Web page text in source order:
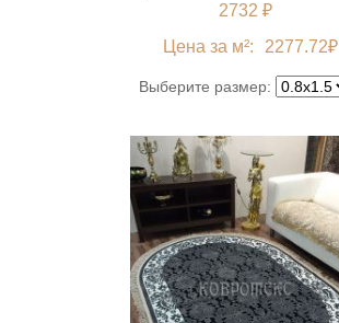
2732 ₽
Цена за м²:
2277.72₽
Выберите размер: